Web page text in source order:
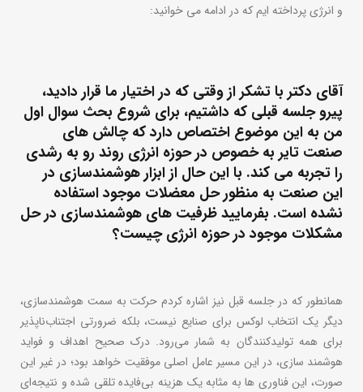
و انرژی پرداخته ایم که در ادامه می خوانید:
آقای دکتر با تشکر از وقتی که در اختیار ما قرار دادید،
پیرو جلسه قبلی که داشتیم، برای شروع بحث سوال اول
من به این موضوع اختصاص دارد که چالش های
صنعت تایر به خصوص در حوزه انرژی روند رو به رشدی
را تجربه می کند. با این حال از ابزار هوشمندسازی در
این صنعت به منظور حل معضلات موجود استفاده
نشده است. بفرمایید ظرفیت های هوشمندسازی در حل
مشکلات موجود در حوزه انرژی چیست؟
همانطور که در جلسه قبل نیز اشاره کردم حرکت به سمت هوشمندسازی،
دیگر یک انتخاب لوکس برای صنایع نیست، بلکه ضرورتی اجتناب‌ناپذیر
برای همه تولیدکنندگان به شمار می‌رود. درک صحیح اهداف و فواید
هوشمند سازی، در این مسیر عامل اصلی موفقیت خواهد بود؛ در غیر این
صورت، این فناوری ها به مثابه یک هزینه بی‌فایده تلقی شده و نتیجه‌ای